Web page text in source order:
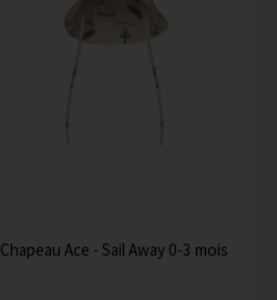
Chapeau Ace - Sail Away 0-3 mois